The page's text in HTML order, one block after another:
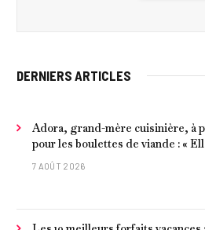
DERNIERS ARTICLES
Adora, grand-mère cuisinière, à
pour les boulettes de viande : «
curcuma, du poivre, une poignée
7 AOÛT 2026